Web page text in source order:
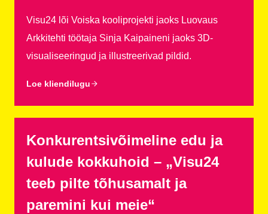
Visu24 lõi Voiska kooliprojekti jaoks Luovaus
Arkkitehti töötaja Sinja Kaipaineni jaoks 3D-
visualiseeringud ja illustreerivad pildid.
Loe kliendilugu
Konkurentsivõimeline edu ja
kulude kokkuhoid – „Visu24
teeb pilte tõhusamalt ja
paremini kui meie“